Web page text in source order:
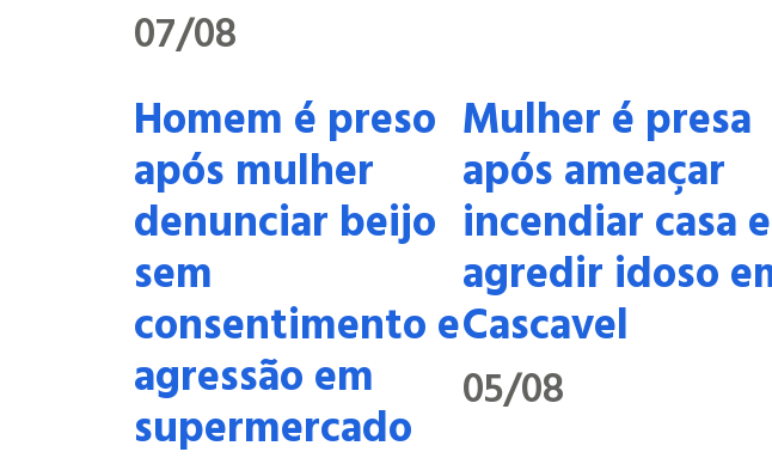
07/08
Homem é preso
após mulher
denunciar beijo
sem
consentimento e
agressão em
supermercado
Mulher é presa
após ameaçar
incendiar casa e
agredir idoso
Cascavel
05/08